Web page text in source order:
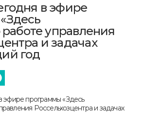
в эфире
работе управления
и задачах
год